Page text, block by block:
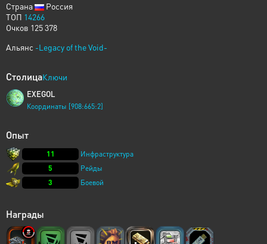
Страна
Россия
ТОП 14266
Очков 125 378
Альянс -Legacy of the Void-
СтолицаКлючи
EXEGOL
Координаты [908:665:2]
Опыт
11
Инфраструктура
5
Рейды
3
Боевой
Награды